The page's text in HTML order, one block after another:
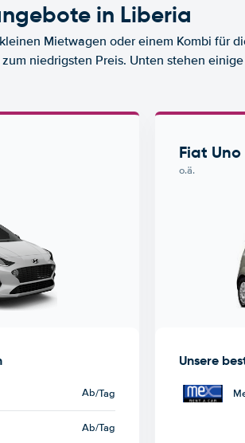
in Liberia
Mietwagen oder einem Kombi für
niedrigsten Preis. Unten stehen
Ab/Tag
Ab/Tag
Fiat Uno
o.ä.
Unsere